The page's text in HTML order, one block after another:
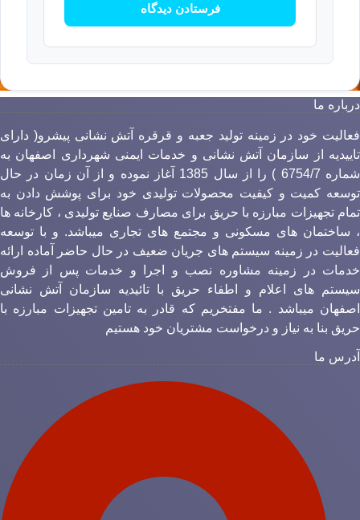
ما
خود در زمینه تولید جعبه و قرقره آتش نشانی پیشرو( دارای
از سازمان آتش نشانی و خدمات ایمنی شهرداری اصفهان به
شماره 6754/7 ) را از سال 1385 آغاز نموده و از آن زمان در حال
کمیت و کیفیت محصولات تولیدی خود برای پوشش دادن به
تجهیزات مبارزه با حریق برای مصارف صنایع تولیدی ، کارخانه ها
ساختمان های مسکونی و مجتمع های تجاری میباشد. و با توسعه
در زمینه سیستم های جریان ضعیف در حال حاضر آماده ارائه
در زمینه مشاوره نصب و اجرا و خدمات پس از فروش
های اعلام و اطفاء حریق با تائیدیه سازمان آتش نشانی
میباشد . ما مفتخریم که قادر به تامین تجهیزات مبارزه با
بنا به نیاز و درخواست مشتریان خود هستیم
ما